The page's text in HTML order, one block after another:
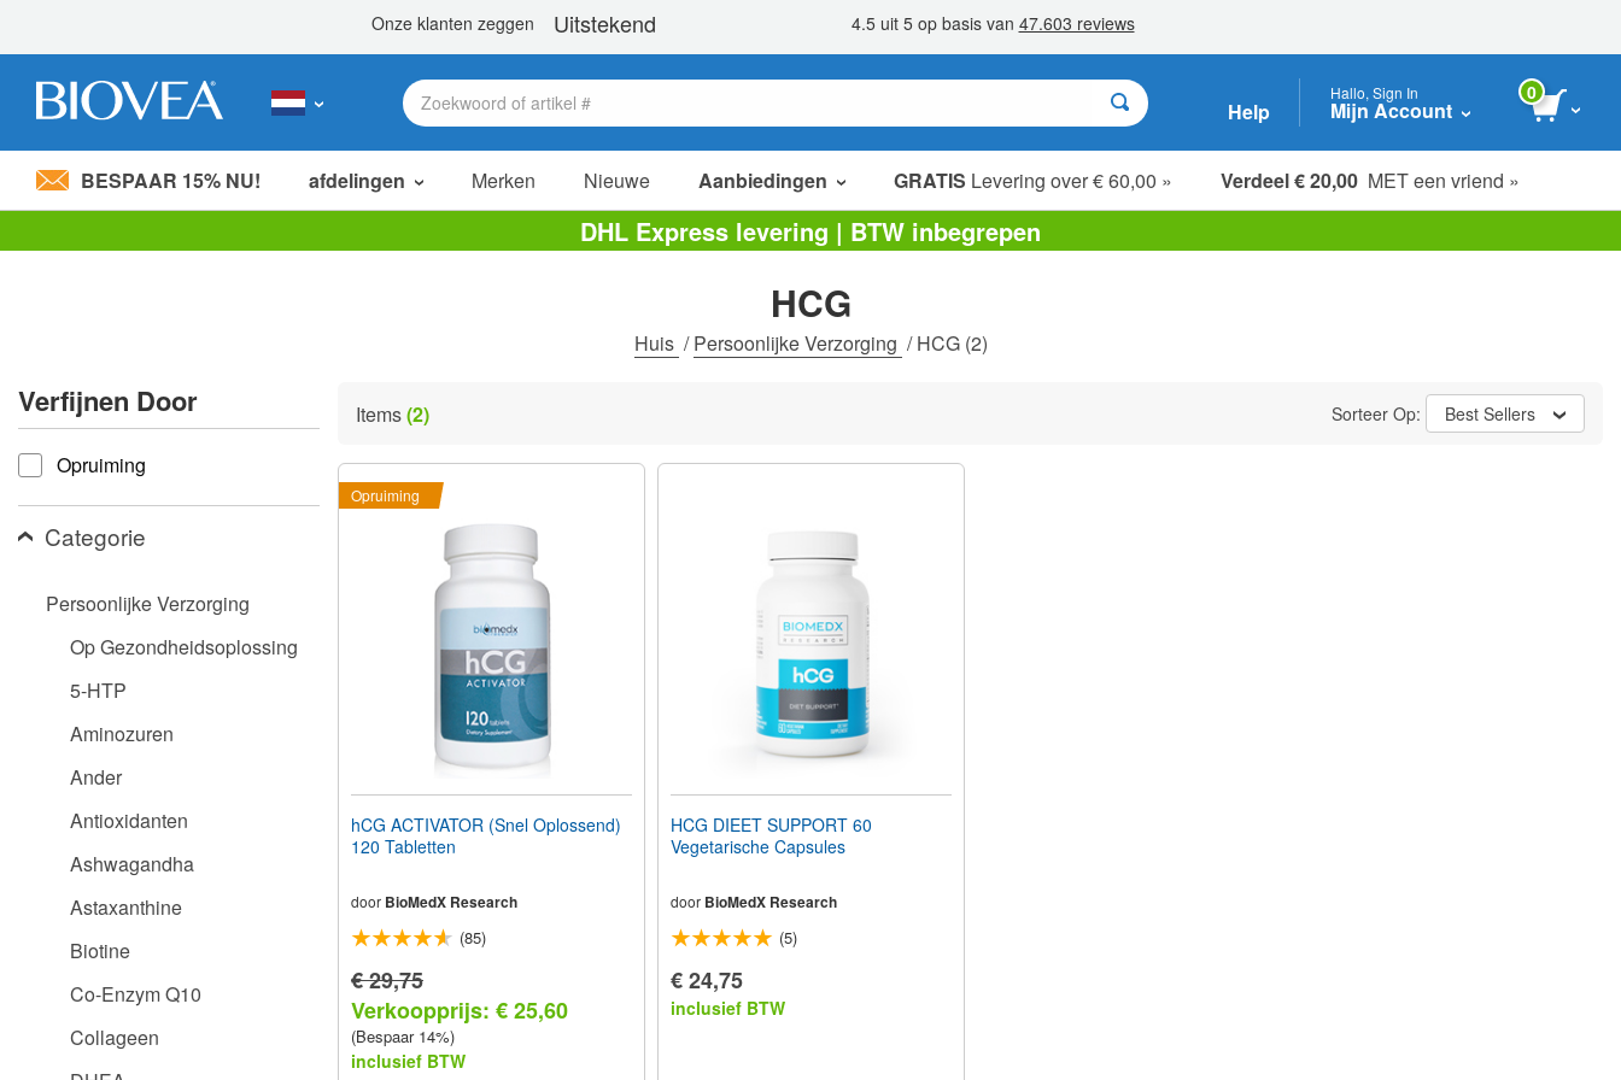
Let
Druk
op
Control-
F11
de
website
passen
slechtzienden
schermlezer
gebruiken;
toegankelijkheidsmenu
Help
Hallo, Sign In
Mijn Account
0
BESPAAR 15% NU! afdelingen Merken Nieuwe Aanbiedingen GRATIS Levering over € 60,00 » Verdeel € 20,00 MET een vriend »
verkoop items
value packs
opruiming
DHL Express levering | BTW inbegrepen
HCG
Huis /Persoonlijke Verzorging /HCG(2)
Verfijnen Door
verfijnen door
Opruiming
Categorie
Persoonlijke Verzorging
Op Gezondheidsoplossing
5-HTP
Aminozuren
Ander
Antioxidanten
Ashwagandha
Astaxanthine
Biotine
Co-Enzym Q10
Collageen
Items(2) Sorteer Op: Best Sellers
Opruiming
hCG ACTIVATOR (Snel Oplossend)
120 Tabletten
door BioMedX Research
(85)
€ 29,75
Verkoopprijs: € 25,60
(Bespaar 14%)
inclusief BTW
HCG DIEET SUPPORT 60
Vegetarische Capsules
door BioMedX Research
(5)
€ 24,75
inclusief BTW